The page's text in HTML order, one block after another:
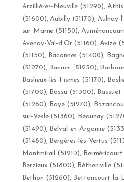
Arzillières-Neuville (51290),
(51600), Aubilly (51170), Aulnay-
sur-Marne (51150),
Avenay-Val-d’Or (51160), Avize
(51150), Baconnes (51400),
(51270), Bannes (51230),
Baslieux-lès-Fismes (51170),
(51700), Bassu (51300),
(51260), Baye (51270),
sur-Vesle (51360), Beaunay
(51490), Belval-en-Argonne
(51480), Bergères-lès-Vertus
Montmirail (51210),
Berzieux (51800), Bétheniville
Bethon (51260), Bettancourt-la-